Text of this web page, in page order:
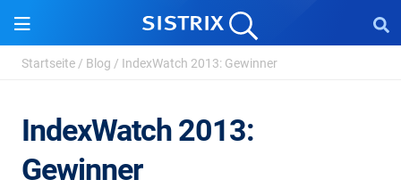
Startseite / Blog / IndexWatch 2013: Gewinner
IndexWatch 2013:
Gewinner